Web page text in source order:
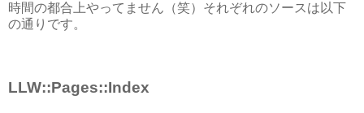
時間の都合上やってません（笑）それぞれのソースは以下
の通りです。
LLW::Pages::Index